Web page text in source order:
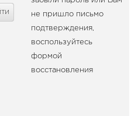
не пришло письмо
подтверждения,
воспользуйтесь
формой
восстановления